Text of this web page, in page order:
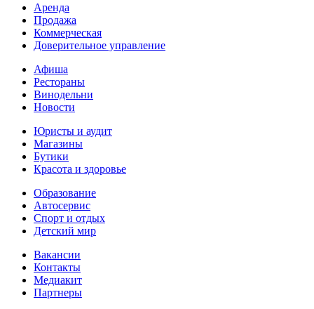
Аренда
Продажа
Коммерческая
Доверительное управление
Афиша
Рестораны
Винодельни
Новости
Юристы и аудит
Магазины
Бутики
Красота и здоровье
Образование
Автосервис
Спорт и отдых
Детский мир
Вакансии
Контакты
Медиакит
Партнеры